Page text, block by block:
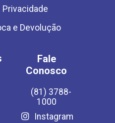
e Devolução
Fale
Conosco
(81) 3788-
1000
Instagram